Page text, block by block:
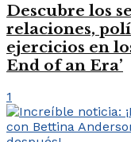
Descubre los
relaciones,
ejercicios en
End of an Era’
1